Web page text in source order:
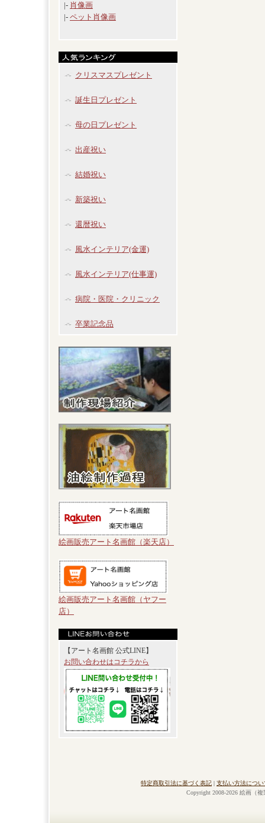
|- 肖像画
|- ペット肖像画
クリスマスプレゼント
誕生日プレゼント
母の日プレゼント
出産祝い
結婚祝い
新築祝い
還暦祝い
風水インテリア(金運)
風水インテリア(仕事運)
病院・医院・クリニック
卒業記念品
絵画販売アート名画館（楽天店）
絵画販売アート名画館（ヤフー
店）
【アート名画館 公式LINE】
お問い合わせはコチラから
特定商取引法に基づく表記 | 支払い方法につい
Copyright 2008-2026 絵画（